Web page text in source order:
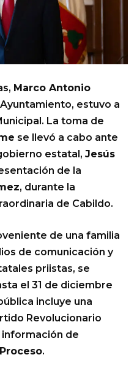
Marco Antonio
estuvo a
La toma de
se llevó a cabo ante
estatal, Jesús
de la
, durante la
de Cabildo.
de una familia
de comunicación y
priistas, se
el 31 de diciembre
incluye una
Revolucionario
información de
Proceso.